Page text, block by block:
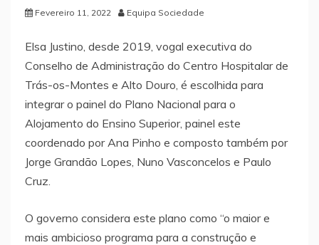
Fevereiro 11, 2022 Equipa Sociedade
Elsa Justino, desde 2019, vogal executiva do
Conselho de Administração do Centro Hospitalar de
Trás-os-Montes e Alto Douro, é escolhida para
integrar o painel do Plano Nacional para o
Alojamento do Ensino Superior, painel este
coordenado por Ana Pinho e composto também por
Jorge Grandão Lopes, Nuno Vasconcelos e Paulo
Cruz.
O governo considera este plano como “o maior e
mais ambicioso programa para a construção e